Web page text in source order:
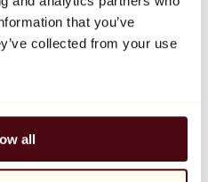
that you’ve
collected from your use
all